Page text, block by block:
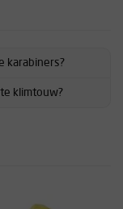
bij te hebben.
eraf komt.
karabiners?
klimtouw?